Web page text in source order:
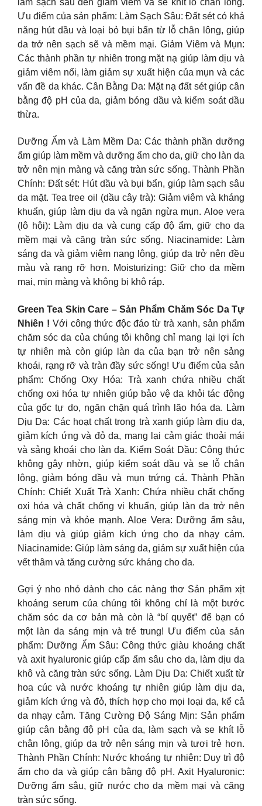
Ưu điểm của sản phẩm: Làm Sạch Sâu: Đất sét có khả
năng hút dầu và loại bỏ bụi bẩn từ lỗ chân lông, giúp
da trở nên sạch sẽ và mềm mại. Giảm Viêm và Mụn:
Các thành phần tự nhiên trong mặt nạ giúp làm dịu và
giảm viêm nổi, làm giảm sự xuất hiện của mụn và các
vấn đề da khác. Cân Bằng Da: Mặt nạ đất sét giúp cân
bằng độ pH của da, giảm bóng dầu và kiểm soát dầu
thừa.
Dưỡng Ẩm và Làm Mềm Da: Các thành phần dưỡng
ẩm giúp làm mềm và dưỡng ẩm cho da, giữ cho làn da
trở nên mịn màng và căng tràn sức sống. Thành Phần
Chính: Đất sét: Hút dầu và bụi bẩn, giúp làm sạch sâu
da mặt. Tea tree oil (dầu cây trà): Giảm viêm và kháng
khuẩn, giúp làm dịu da và ngăn ngừa mụn. Aloe vera
(lô hội): Làm dịu da và cung cấp độ ẩm, giữ cho da
mềm mại và căng tràn sức sống. Niacinamide: Làm
sáng da và giảm viêm nang lông, giúp da trở nên đều
màu và rạng rỡ hơn. Moisturizing: Giữ cho da mềm
mại, mịn màng và không bị khô ráp.
Green Tea Skin Care – Sản Phẩm Chăm Sóc Da Tự
Nhiên ! Với công thức độc đáo từ trà xanh, sản phẩm
chăm sóc da của chúng tôi không chỉ mang lại lợi ích
tự nhiên mà còn giúp làn da của bạn trở nên sảng
khoái, rạng rỡ và tràn đầy sức sống! Ưu điểm của sản
phẩm: Chống Oxy Hóa: Trà xanh chứa nhiều chất
chống oxi hóa tự nhiên giúp bảo vệ da khỏi tác động
của gốc tự do, ngăn chặn quá trình lão hóa da. Làm
Dịu Da: Các hoạt chất trong trà xanh giúp làm dịu da,
giảm kích ứng và đỏ da, mang lại cảm giác thoải mái
và sảng khoái cho làn da. Kiểm Soát Dầu: Công thức
không gây nhờn, giúp kiểm soát dầu và se lỗ chân
lông, giảm bóng dầu và mụn trứng cá. Thành Phần
Chính: Chiết Xuất Trà Xanh: Chứa nhiều chất chống
oxi hóa và chất chống vi khuẩn, giúp làn da trở nên
sáng mịn và khỏe mạnh. Aloe Vera: Dưỡng ẩm sâu,
làm dịu và giúp giảm kích ứng cho da nhạy cảm.
Niacinamide: Giúp làm sáng da, giảm sự xuất hiện của
vết thâm và tăng cường sức kháng cho da.
Gợi ý nho nhỏ dành cho các nàng thơ Sản phẩm xịt
khoáng serum của chúng tôi không chỉ là một bước
chăm sóc da cơ bản mà còn là “bí quyết” để bạn có
một làn da sáng mịn và trẻ trung! Ưu điểm của sản
phẩm: Dưỡng Ẩm Sâu: Công thức giàu khoáng chất
và axit hyaluronic giúp cấp ẩm sâu cho da, làm dịu da
khô và căng tràn sức sống. Làm Dịu Da: Chiết xuất từ
hoa cúc và nước khoáng tự nhiên giúp làm dịu da,
giảm kích ứng và đỏ, thích hợp cho mọi loại da, kể cả
da nhạy cảm. Tăng Cường Độ Sáng Mịn: Sản phẩm
giúp cân bằng độ pH của da, làm sạch và se khít lỗ
chân lông, giúp da trở nên sáng mịn và tươi trẻ hơn.
Thành Phần Chính: Nước khoáng tự nhiên: Duy trì độ
ẩm cho da và giúp cân bằng độ pH. Axit Hyaluronic:
Dưỡng ẩm sâu, giữ nước cho da mềm mại và căng
tràn sức sống.